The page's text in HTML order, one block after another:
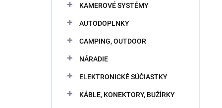
KAMEROVÉ SYSTÉMY
AUTODOPLNKY
CAMPING, OUTDOOR
NÁRADIE
ELEKTRONICKÉ SÚČIASTKY
KÁBLE, KONEKTORY, BUŽÍRKY